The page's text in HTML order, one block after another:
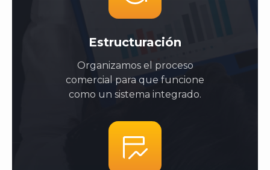
Estructuración
Organizamos el proceso
comercial para que funcione
como un sistema integrado.